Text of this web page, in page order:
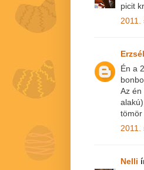
picit
2011.
Én a
Az én
tömör
2011.
Nelli